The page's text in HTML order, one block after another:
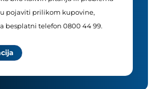
pojaviti prilikom kupovine,
besplatni telefon 0800 44 99.